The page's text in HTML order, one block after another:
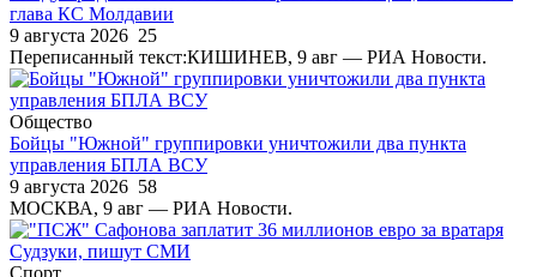
глава КС Молдавии
9 августа 2026 25
Переписанный текст:КИШИНЕВ, 9 авг — РИА Новости.
Общество
Бойцы "Южной" группировки уничтожили два пункта
управления БПЛА ВСУ
9 августа 2026 58
МОСКВА, 9 авг — РИА Новости.
Спорт